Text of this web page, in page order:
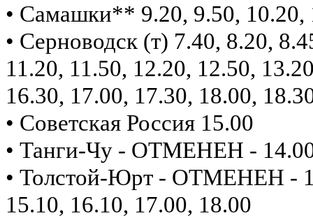
• Самашки** 9.20, 9.50, 10.20,
• Серноводск (т) 7.40, 8.20,
11.20, 11.50, 12.20, 12.50,
16.30, 17.00, 17.30, 18.00,
• Советская Россия 15.00
• Танги-Чу - ОТМЕНЕН -
• Толстой-Юрт - ОТМЕНЕН -
15.10, 16.10, 17.00, 18.00